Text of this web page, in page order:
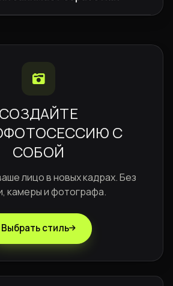
СОЗДАЙТЕ
С
СОБОЙ
лицо в новых кадрах. Без
камеры и фотографа.
Выбрать стиль